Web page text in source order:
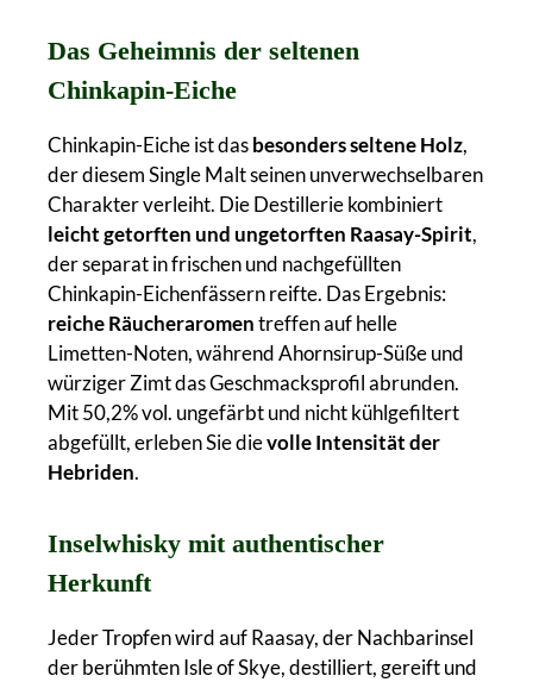
Das Geheimnis der seltenen
Chinkapin-Eiche
Chinkapin-Eiche ist dasbesonders seltene Holz,
der diesem Single Malt seinen unverwechselbaren
Charakter verleiht. Die Destillerie kombiniert
leicht getorften und ungetorften Raasay-Spirit,
der separat in frischen und nachgefüllten
Chinkapin-Eichenfässern reifte. Das Ergebnis:
reiche Räucheraromentreffen auf helle
Limetten-Noten, während Ahornsirup-Süße und
würziger Zimt das Geschmacksprofil abrunden.
Mit 50,2% vol. ungefärbt und nicht kühlgefiltert
abgefüllt, erleben Sie dievolle Intensität der
Hebriden.
Inselwhisky mit authentischer
Herkunft
Jeder Tropfen wird auf Raasay, der Nachbarinsel
der berühmten Isle of Skye, destilliert, gereift und